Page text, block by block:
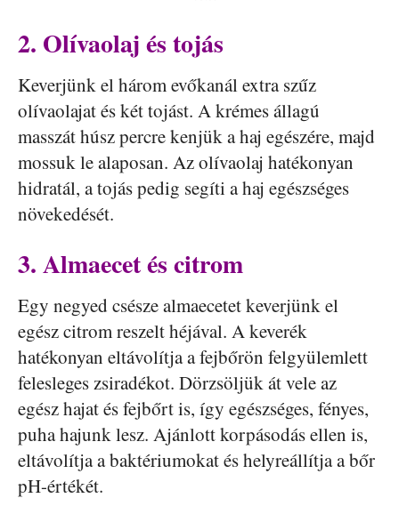
2. Olívaolaj és tojás
Keverjünk el három evőkanál extra szűz
olívaolajat és két tojást. A krémes állagú
masszát húsz percre kenjük a haj egészére, majd
mossuk le alaposan. Az olívaolaj hatékonyan
hidratál, a tojás pedig segíti a haj egészséges
növekedését.
3. Almaecet és citrom
Egy negyed csésze almaecetet keverjünk el
egész citrom reszelt héjával. A keverék
hatékonyan eltávolítja a fejbőrön felgyülemlett
felesleges zsiradékot. Dörzsöljük át vele az
egész hajat és fejbőrt is, így egészséges, fényes,
puha hajunk lesz. Ajánlott korpásodás ellen is,
eltávolítja a baktériumokat és helyreállítja a bőr
pH-értékét.